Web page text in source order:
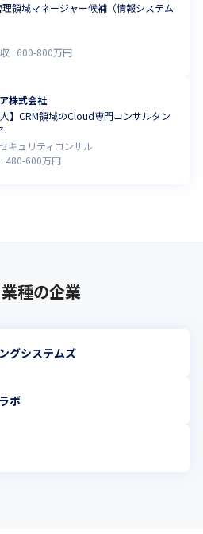
領域マネージャー候補（情報システム
: 600-800万円
株式会社
人】CRM領域のCloud専門コンサルタン
キュリティコンサル
480-600万円
種の企業
グシステムズ
ボ